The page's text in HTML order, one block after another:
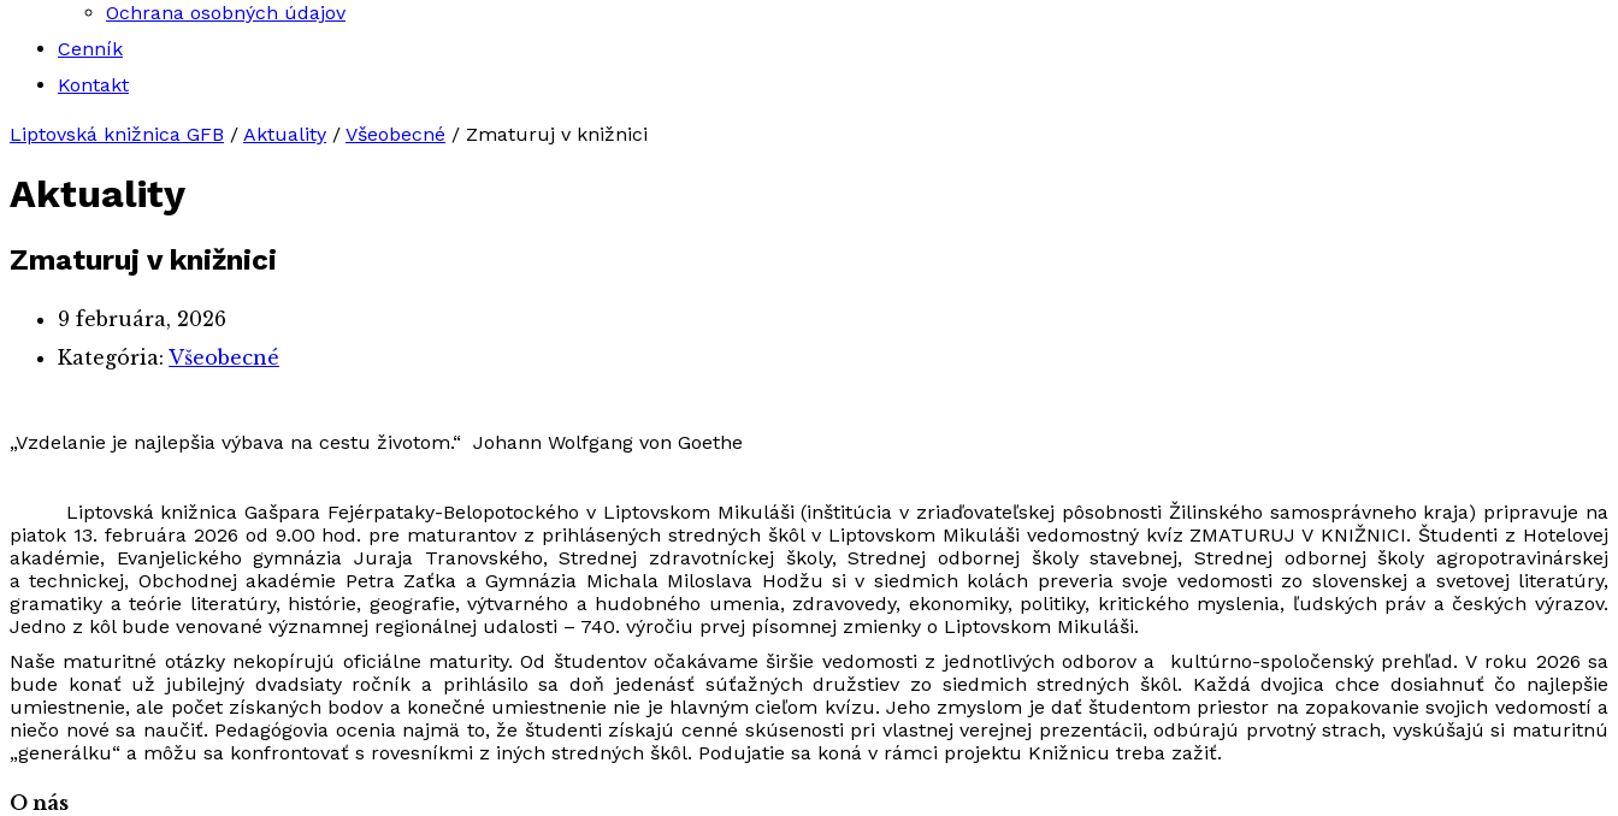
Ochrana osobných údajov
Cenník
Kontakt
Liptovská knižnica GFB / Aktuality / Všeobecné / Zmaturuj v knižnici
Aktuality
Zmaturuj v knižnici
9 februára, 2026
Kategória: Všeobecné
„Vzdelanie je najlepšia výbava na cestu životom.“ Johann Wolfgang von Goethe
Liptovská knižnica Gašpara Fejérpataky-Belopotockého v Liptovskom Mikuláši (inštitúcia v zriaďovateľskej pôsobnosti Žilinského samosprávneho kraja) pripravuje na
piatok 13. februára 2026 od 9.00 hod. pre maturantov z prihlásených stredných škôl v Liptovskom Mikuláši vedomostný kvíz ZMATURUJ V KNIŽNICI. Študenti z Hotelovej
akadémie, Evanjelického gymnázia Juraja Tranovského, Strednej zdravotníckej školy, Strednej odbornej školy stavebnej, Strednej odbornej školy agropotravinárskej
a technickej, Obchodnej akadémie Petra Zaťka a Gymnázia Michala Miloslava Hodžu si v siedmich kolách preveria svoje vedomosti zo slovenskej a svetovej literatúry,
gramatiky a teórie literatúry, histórie, geografie, výtvarného a hudobného umenia, zdravovedy, ekonomiky, politiky, kritického myslenia, ľudských práv a českých výrazov.
Jedno z kôl bude venované významnej regionálnej udalosti – 740. výročiu prvej písomnej zmienky o Liptovskom Mikuláši.
Naše maturitné otázky nekopírujú oficiálne maturity. Od študentov očakávame širšie vedomosti z jednotlivých odborov a kultúrno-spoločenský prehľad. V roku 2026 sa
bude konať už jubilejný dvadsiaty ročník a prihlásilo sa doň jedenásť súťažných družstiev zo siedmich stredných škôl. Každá dvojica chce dosiahnuť čo najlepšie
umiestnenie, ale počet získaných bodov a konečné umiestnenie nie je hlavným cieľom kvízu. Jeho zmyslom je dať študentom priestor na zopakovanie svojich vedomostí a
niečo nové sa naučiť. Pedagógovia ocenia najmä to, že študenti získajú cenné skúsenosti pri vlastnej verejnej prezentácii, odbúrajú prvotný strach, vyskúšajú si maturitnú
„generálku“ a môžu sa konfrontovať s rovesníkmi z iných stredných škôl. Podujatie sa koná v rámci projektu Knižnicu treba zažiť.
O nás